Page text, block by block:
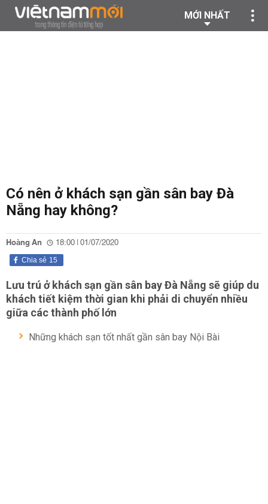
MỚI NHẤT
Có nên ở khách sạn gần sân bay Đà
Nẵng hay không?
Hoàng An 18:00 | 01/07/2020
15
Chia sẻ
Lưu trú ở khách sạn gần sân bay Đà Nẵng sẽ giúp du
khách tiết kiệm thời gian khi phải di chuyển nhiều
giữa các thành phố lớn
Những khách sạn tốt nhất gần sân bay Nội Bài